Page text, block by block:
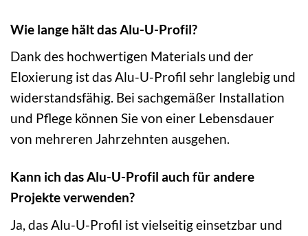
Wie lange hält das Alu-U-Profil?
Dank des hochwertigen Materials und der
Eloxierung ist das Alu-U-Profil sehr langlebig und
widerstandsfähig. Bei sachgemäßer Installation
und Pflege können Sie von einer Lebensdauer
von mehreren Jahrzehnten ausgehen.
Kann ich das Alu-U-Profil auch für andere
Projekte verwenden?
Ja, das Alu-U-Profil ist vielseitig einsetzbar und